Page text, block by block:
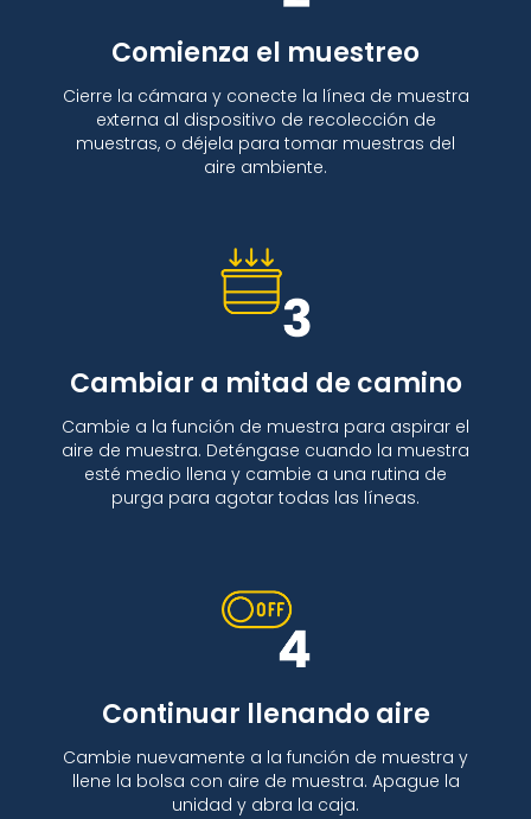
Comienza el muestreo
Cierre la cámara y conecte la línea de muestra
externa al dispositivo de recolección de
muestras, o déjela para tomar muestras del
aire ambiente.
Cambiar a mitad de camino
Cambie a la función de muestra para aspirar el
aire de muestra. Deténgase cuando la muestra
esté medio llena y cambie a una rutina de
purga para agotar todas las líneas.
Continuar llenando aire
Cambie nuevamente a la función de muestra y
llene la bolsa con aire de muestra. Apague la
unidad y abra la caja.